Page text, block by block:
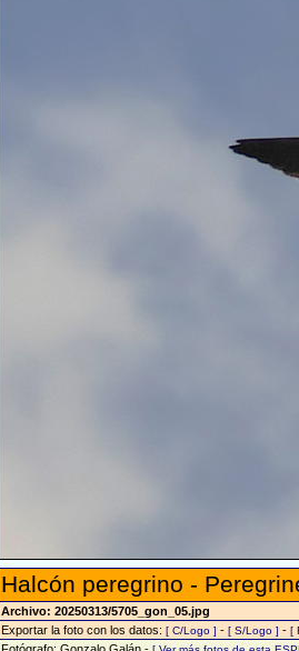
Halcón peregrino -
Archivo: 20250313/5705_gon_05.jpg
Exportar la foto con los datos: [ C/Logo ] - [ S/Logo ] - [